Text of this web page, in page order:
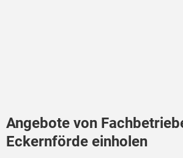
Angebote von
Eckernförde einholen